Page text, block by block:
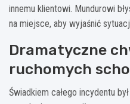
innemu klientowi. Mundurowi
na miejsce, aby wyjaśnić
Dramatyczne
ruchomych
Świadkiem całego incydentu